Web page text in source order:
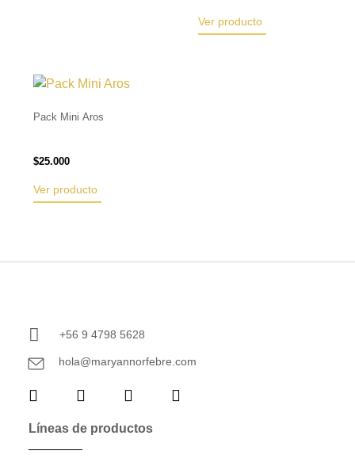
Ver producto
Pack Mini Aros
$25.000
Ver producto
+56 9 4798 5628
hola@maryannorfebre.com
Líneas de productos